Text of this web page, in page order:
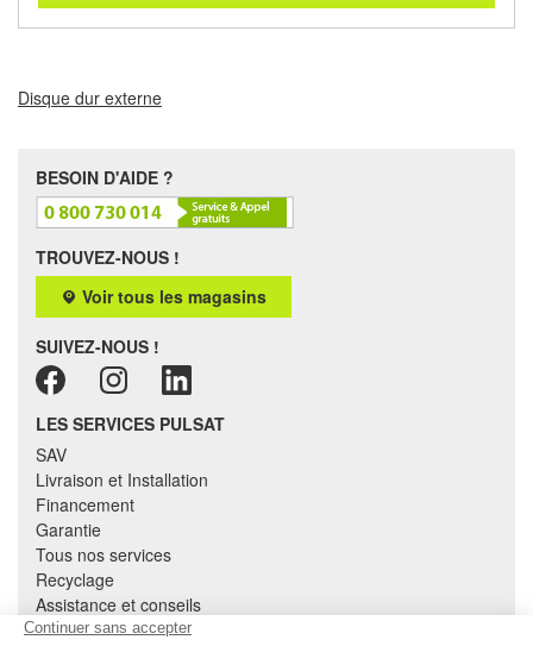
Disque dur externe
BESOIN D'AIDE ?
TROUVEZ-NOUS !
Voir tous les magasins
SUIVEZ-NOUS !
LES SERVICES PULSAT
SAV
Livraison et Installation
Financement
Garantie
Tous nos services
Recyclage
Assistance et conseils
Cuisine équipée